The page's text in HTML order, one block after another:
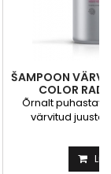
ŠAMPOON
COLOR
Õrnalt puhastav
värvitud